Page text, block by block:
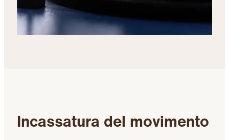
Incassatura del movimento